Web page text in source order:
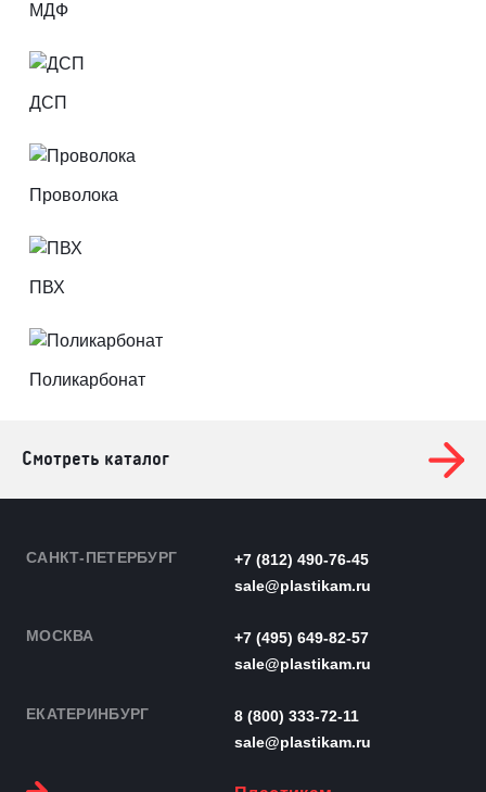
МДФ
ДСП
Проволока
ПВХ
Поликарбонат
Смотреть каталог
САНКТ-ПЕТЕРБУРГ
+7 (812) 490-76-45
sale@plastikam.ru
МОСКВА
+7 (495) 649-82-57
sale@plastikam.ru
ЕКАТЕРИНБУРГ
8 (800) 333-72-11
sale@plastikam.ru